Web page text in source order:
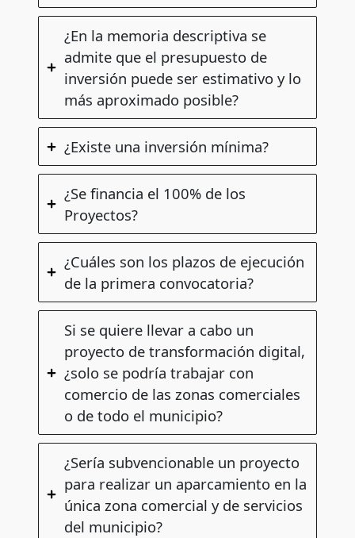
¿En la memoria descriptiva se
admite que el presupuesto de
inversión puede ser estimativo y lo
más aproximado posible?
¿Existe una inversión mínima?
¿Se financia el 100% de los
Proyectos?
¿Cuáles son los plazos de ejecución
de la primera convocatoria?
Si se quiere llevar a cabo un
proyecto de transformación digital,
¿solo se podría trabajar con
comercio de las zonas comerciales
o de todo el municipio?
¿Sería subvencionable un proyecto
para realizar un aparcamiento en la
única zona comercial y de servicios
del municipio?